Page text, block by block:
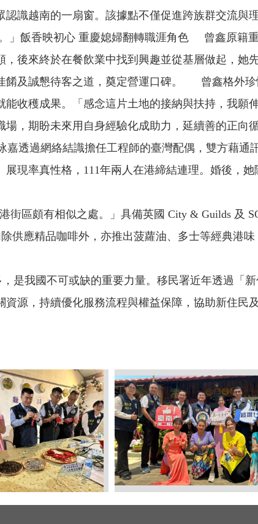
識越南的一扇窗。該據點不僅促進跨族群交流與
」飯香映初心 重慶媳婦翻轉職涯角色 曾鑫原籍
後來終於在餐飲業中找到興趣並從基層做起，她
餚及誠懇待客之道，奠定營運口碑。 曾鑫格外珍
收穫成果。「感念這片土地的接納與扶持，我願
，期盼未來用自身經驗化成助力，延續善的正向
透過網絡結識擔任工程師的臺灣配偶，雙方藉通
現率真性格，111年兩人在港締結連理。婚後，
區頗有相似之處。」具備英國 City & Guilds 及
供應精品咖啡外，亦推出菠蘿油、多士等經典港
我國不可或缺的重要力量。移民署近年透過「
源，持續優化服務流程與權益保障，協助新住民
行動服務列車訪視團
圖三、移民署、陸委會及海基